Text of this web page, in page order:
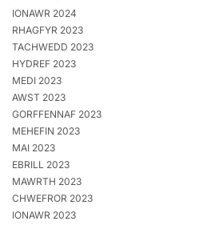
IONAWR 2024
RHAGFYR 2023
TACHWEDD 2023
HYDREF 2023
MEDI 2023
AWST 2023
GORFFENNAF 2023
MEHEFIN 2023
MAI 2023
EBRILL 2023
MAWRTH 2023
CHWEFROR 2023
IONAWR 2023